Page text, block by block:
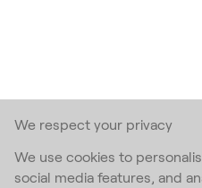
We respect your privacy
We use cookies to
social media features, and